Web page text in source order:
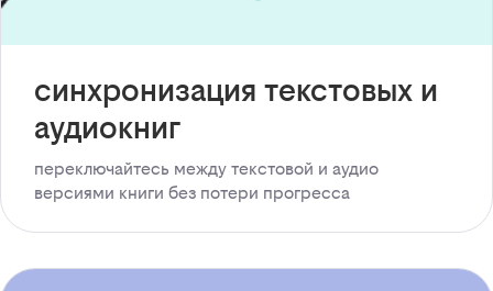
синхронизация текстовых и
аудиокниг
переключайтесь между текстовой и аудио
версиями книги без потери прогресса